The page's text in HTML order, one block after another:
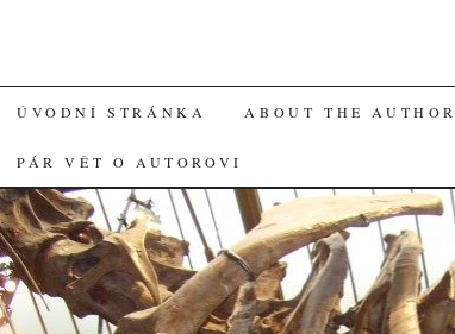
SKIP
TO
CONTENT
ÚVODNÍ STRÁNKA ABOUT THE AUTHOR
PÁR VĚT O AUTOROVI